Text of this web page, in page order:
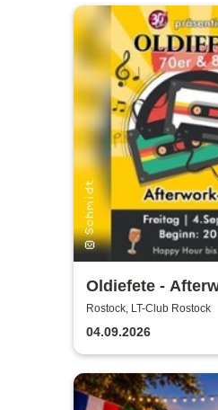
Oldiefete -
Club Rostock
Rostock, LT-Club Rostock
04.09.2026